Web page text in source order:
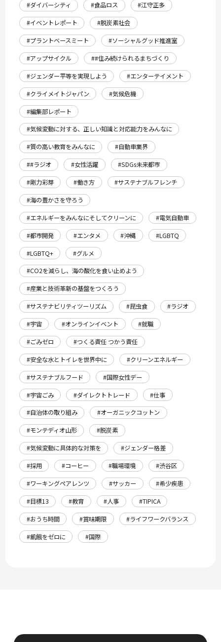
#ダイバーシティ
#食品ロス
#江守正多
#イベントレポート
#脱炭素社会
#プラントベースミート
#ソーシャルグッド推進室
#アップサイクル
##住み続けられるまちづくり
#ジェンダー平等を実現しよう
#エンターテイメント
#クライメイトジャパン
#気候危機
#編集部レポート
#気候変動に対する、正しい知識と対応能力をみんなに
#質の高い教育をみんなに
#自動車業界
##ラジオ
#女性活躍
#SDGs未来都市
#剛力彩芽
#働き方
#サステナブルフレンチ
#海の豊かさを守ろう
#エネルギーをみんなにそしてクリーンに
#電気自動車
#都市開発
#エンタメ #沖縄
#LGBTQ
#LGBTQ+
#グルメ
#CO2を減らし、海の酸化を食い止めよう
#産業と技術革新の基盤をつくろう
#サステナビリティツーリズム
#昆虫食
#ラジオ
#宇宙
#オンラインイベント
#就職
#ごみゼロ
#つくる責任 つかう責任
#安全な水とトイレを世界中に
#クリーンエネルギー
#サステナブルフード
#国際女性デー
#宇宙ごみ
#ダイレクトトレード
#仕事
#自治体の取り組み
#オーガニックコットン
#モンテディオ山形
#脱炭素
#気候変動に具体的な対策を
#ジェンダー格差
#採用
#コーヒー #職場環境
#渋谷区
#ワーキングペアレンツ
#サッカー
#希少疾患
#目標13
#教育 #人事
#TIPICA
#おうち時間
#賞味期限
#ライフワークバランス
#飢餓をゼロに
#国際